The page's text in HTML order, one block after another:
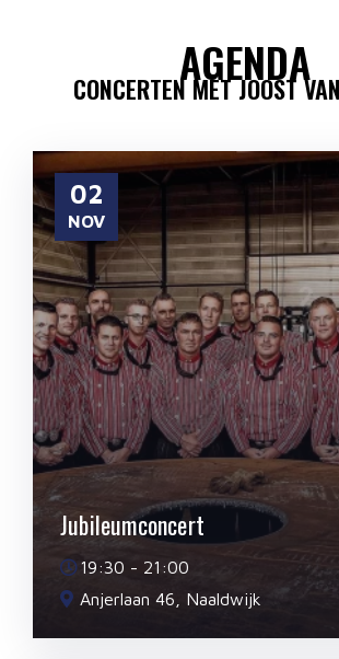
AGENDA
CONCERTEN MET JOOST
02
NOV
Jubileumconcert
19:30 - 21:00
Anjerlaan 46, Naaldwijk